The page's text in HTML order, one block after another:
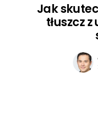
Jak
tłuszcz